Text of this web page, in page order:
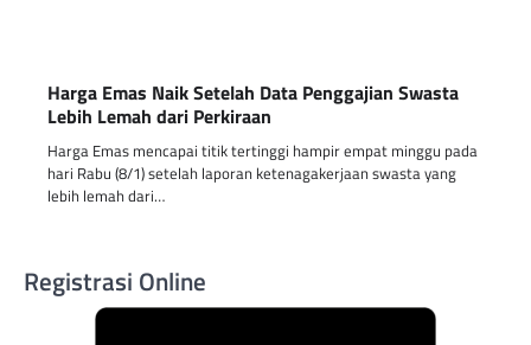
Harga Emas Naik Setelah Data Penggajian Swasta
Lebih Lemah dari Perkiraan
Harga Emas mencapai titik tertinggi hampir empat minggu pada
hari Rabu (8/1) setelah laporan ketenagakerjaan swasta yang
lebih lemah dari…
Registrasi Online